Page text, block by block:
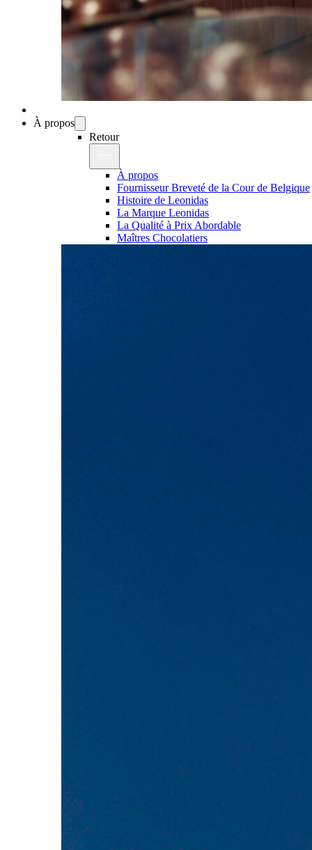
À propos
Retour
À propos
Fournisseur Breveté de la Cour de Belgique
Histoire de Leonidas
La Marque Leonidas
La Qualité à Prix Abordable
Maîtres Chocolatiers